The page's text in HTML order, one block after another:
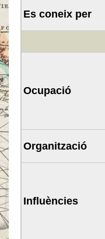
Es coneix per
Ocupació
Organització
Influències